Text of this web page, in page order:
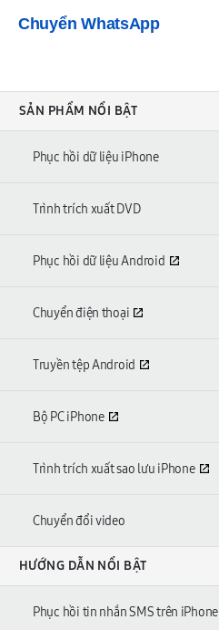
Chuyển WhatsApp
SẢN PHẨM NỔI BẬT
Phục hồi dữ liệu iPhone
Trình trích xuất DVD
Phục hồi dữ liệu Android
Chuyển điện thoại
Truyền tệp Android
Bộ PC iPhone
Trình trích xuất sao lưu iPhone
Chuyển đổi video
HƯỚNG DẪN NỔI BẬT
Phục hồi tin nhắn SMS trên iPhone